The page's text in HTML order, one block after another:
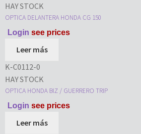
HAY STOCK
OPTICA DELANTERA HONDA CG 150
Login see prices
Leer más
K-C0112-0
HAY STOCK
OPTICA HONDA BIZ / GUERRERO TRIP
Login see prices
Leer más